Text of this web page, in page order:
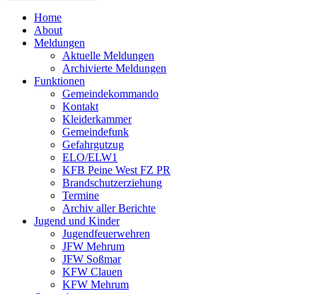
Home
About
Meldungen
Aktuelle Meldungen
Archivierte Meldungen
Funktionen
Gemeindekommando
Kontakt
Kleiderkammer
Gemeindefunk
Gefahrgutzug
ELO/ELW1
KFB Peine West FZ PR
Brandschutzerziehung
Termine
Archiv aller Berichte
Jugend und Kinder
Jugendfeuerwehren
JFW Mehrum
JFW Soßmar
KFW Clauen
KFW Mehrum